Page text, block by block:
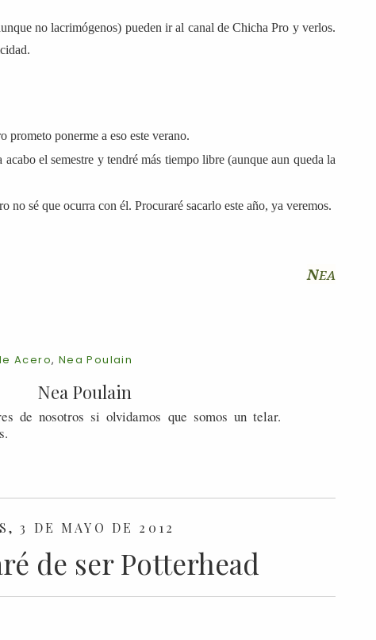
no lacrimógenos) pueden ir al canal de Chicha Pro y verlos.
prometo ponerme a eso este verano.
el semestre y tendré más tiempo libre (aunque aun queda la
no sé que ocurra con él. Procuraré sacarlo este año, ya veremos.
Nea
Acero, Nea Poulain
Nea Poulain
de nosotros si olvidamos que somos un telar.
3 DE MAYO DE 2012
de ser Potterhead